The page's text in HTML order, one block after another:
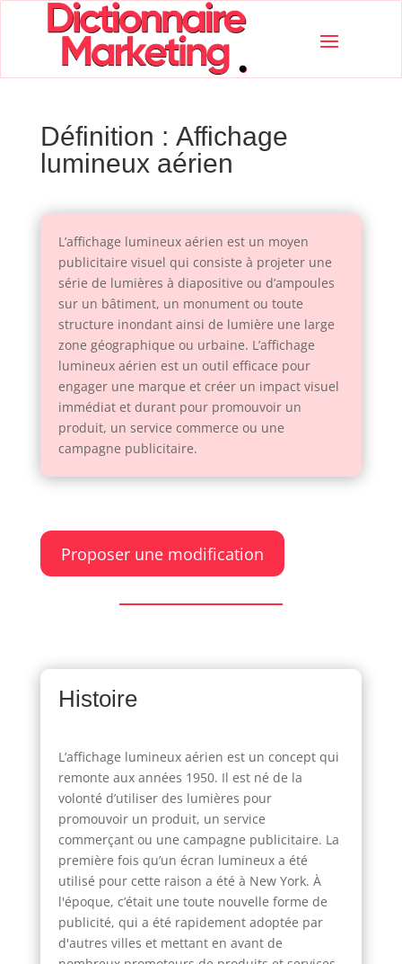
Définition : Affichage
lumineux aérien
L’affichage lumineux aérien est un moyen
publicitaire visuel qui consiste à projeter une
série de lumières à diapositive ou d’ampoules
sur un bâtiment, un monument ou toute
structure inondant ainsi de lumière une large
zone géographique ou urbaine. L’affichage
lumineux aérien est un outil efficace pour
engager une marque et créer un impact visuel
immédiat et durant pour promouvoir un
produit, un service commerce ou une
campagne publicitaire.
Proposer une modification
Histoire
L’affichage lumineux aérien est un concept qui
remonte aux années 1950. Il est né de la
volonté d’utiliser des lumières pour
promouvoir un produit, un service
commerçant ou une campagne publicitaire. La
première fois qu’un écran lumineux a été
utilisé pour cette raison a été à New York. À
l'époque, c’était une toute nouvelle forme de
publicité, qui a été rapidement adoptée par
d'autres villes et mettant en avant de